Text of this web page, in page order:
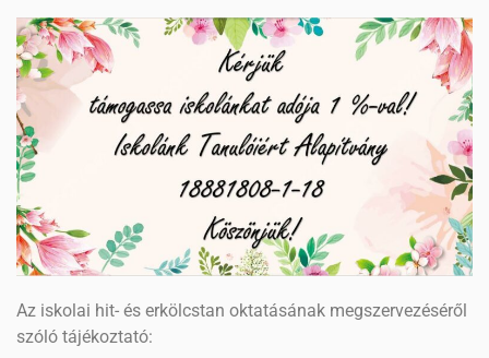
Az iskolai hit- és erkölcstan oktatásának megszervezéséről
szóló tájékoztató: